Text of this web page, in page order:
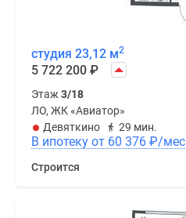
студия 23,12 м2
5 722 200 ₽
Этаж3/18
ЛО, ЖК «Авиатор»
Девяткино
29 мин.
В ипотеку от 60 376 ₽/мес
Строится